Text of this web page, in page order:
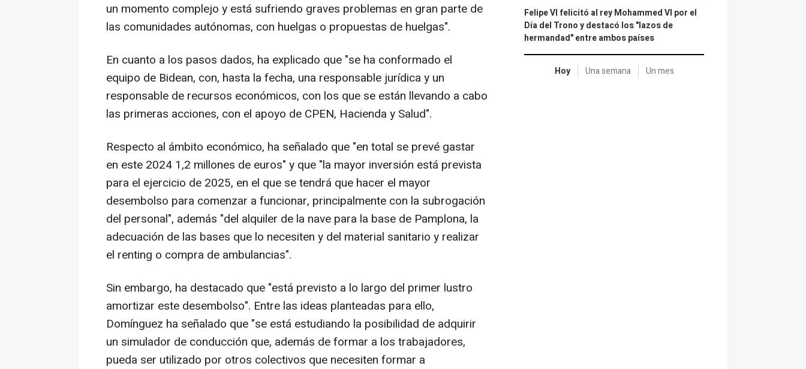
un momento complejo y está sufriendo graves problemas en gran parte de
las comunidades autónomas, con huelgas o propuestas de huelgas".
En cuanto a los pasos dados, ha explicado que "se ha conformado el
equipo de Bidean, con, hasta la fecha, una responsable jurídica y un
responsable de recursos económicos, con los que se están llevando a cabo
las primeras acciones, con el apoyo de CPEN, Hacienda y Salud".
Respecto al ámbito económico, ha señalado que "en total se prevé gastar
en este 2024 1,2 millones de euros" y que "la mayor inversión está prevista
para el ejercicio de 2025, en el que se tendrá que hacer el mayor
desembolso para comenzar a funcionar, principalmente con la subrogación
del personal", además "del alquiler de la nave para la base de Pamplona, la
adecuación de las bases que lo necesiten y del material sanitario y realizar
el renting o compra de ambulancias".
Sin embargo, ha destacado que "está previsto a lo largo del primer lustro
amortizar este desembolso". Entre las ideas planteadas para ello,
Domínguez ha señalado que "se está estudiando la posibilidad de adquirir
un simulador de conducción que, además de formar a los trabajadores,
pueda ser utilizado por otros colectivos que necesiten formar a
Felipe VI felicitó al rey Mohammed VI por el
Día del Trono y destacó los "lazos de
hermandad" entre ambos países
Hoy Una semana Un mes